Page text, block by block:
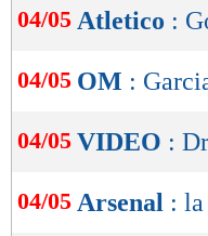
04/05 Atletico :
04/05 OM :
04/05 VIDEO :
04/05 Arsenal :